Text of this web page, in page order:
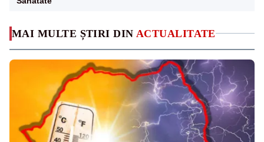
MAI MULTE ȘTIRI DIN ACTUALITATE